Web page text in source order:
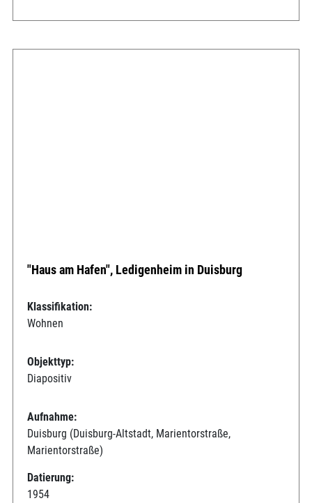
"Haus am Hafen", Ledigenheim in Duisburg
Klassifikation:
Wohnen
Objekttyp:
Diapositiv
Aufnahme:
Duisburg (Duisburg-Altstadt, Marientorstraße,
Marientorstraße)
Datierung:
1954